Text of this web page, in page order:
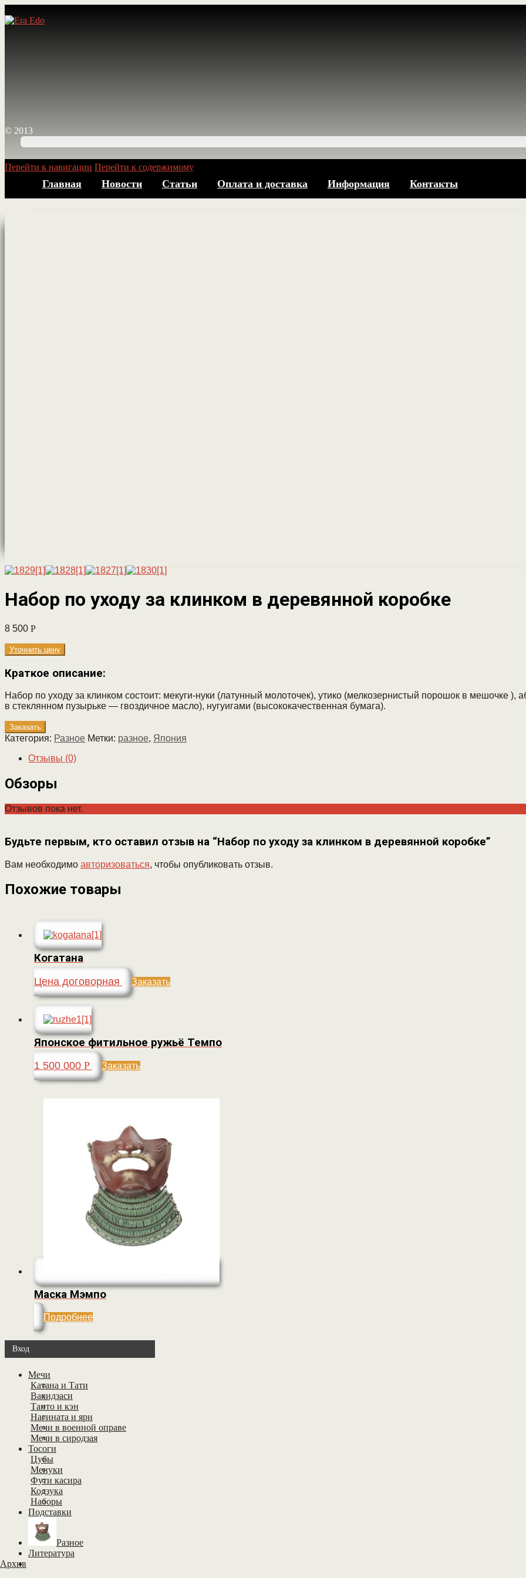
© 2013
Перейти к навигации Перейти к содержимому
Главная Новости Статьи Оплата и доставка Информация Контакты
Набор по уходу за клинком в деревянной коробке
8 500 Р
Уточнить цену
Краткое описание:
Набор по уходу за клинком состоит: мекуги-нуки (латунный молоточек), утико (мелкозернистый порошок в мешочке ),
в стеклянном пузырьке — гвоздичное масло), нугуигами (высококачественная бумага).
Заказать
Категория: Разное Метки: разное, Япония
Отзывы (0)
Обзоры
Отзывов пока нет.
Будьте первым, кто оставил отзыв на “Набор по уходу за клинком в деревянной коробке”
Вам необходимо авторизоваться, чтобы опубликовать отзыв.
Похожие товары
Когатана
Цена договорная Заказать
Японское фитильное ружьё Темпо
1 500 000 Р Заказать
Маска Мэмпо
Подробнее
Вход
Мечи
Катана и Тати
Вакидзаси
Танто и кэн
Нагината и яри
Мечи в военной оправе
Мечи в сиродзая
Тосоги
Цубы
Менуки
Фути касира
Кодзука
Наборы
Подставки
Разное
Литература
Архив